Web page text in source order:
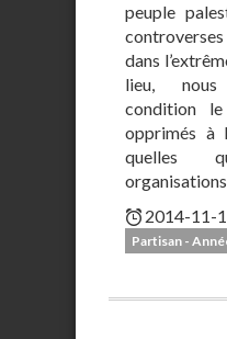
peuple
dans
lieu, nous
condition
opprimés à
quelles
2014-11-
Partisan -